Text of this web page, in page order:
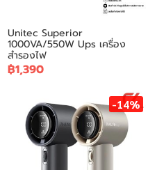
Unitec Superior
1000VA/550W Ups เครื่อง
สำรองไฟ
฿1,390
-14%